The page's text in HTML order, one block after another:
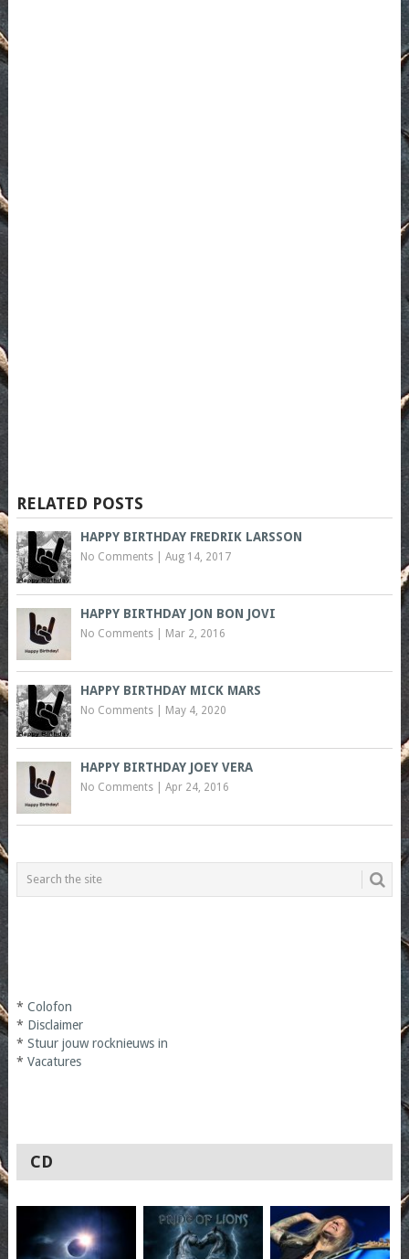
RELATED POSTS
HAPPY BIRTHDAY FREDRIK LARSSON
No Comments| Aug 14, 2017
HAPPY BIRTHDAY JON BON JOVI
No Comments| Mar 2, 2016
HAPPY BIRTHDAY MICK MARS
No Comments| May 4, 2020
HAPPY BIRTHDAY JOEY VERA
No Comments| Apr 24, 2016
* Colofon
* Disclaimer
* Stuur jouw rocknieuws in
* Vacatures
CD